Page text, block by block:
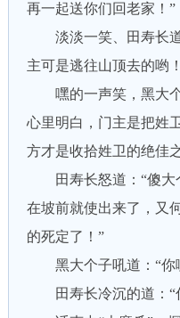
再一起送你们回老家！”
淡淡一笑、田寿长道
主可是逃往山顶去的哟
嘿的一声笑，黑大个
心里明白，门主是把姓
方才是收拾姓卫的绝佳
田寿长怒道：“傻大
在坡前就使出来了，又
的死定了！”
黑大个子吼道：“你
田寿长冷沉的道：“